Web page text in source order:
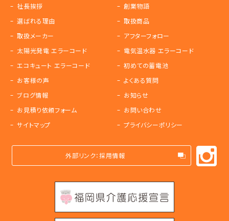
社長挨拶
創業物語
選ばれる理由
取扱商品
取扱メーカー
アフターフォロー
太陽光発電 エラーコード
電気温水器 エラーコード
エコキュート エラーコード
初めての蓄電池
お客様の声
よくある質問
ブログ情報
お知らせ
お見積り依頼フォーム
お問い合わせ
サイトマップ
プライバシーポリシー
外部リンク：採用情報